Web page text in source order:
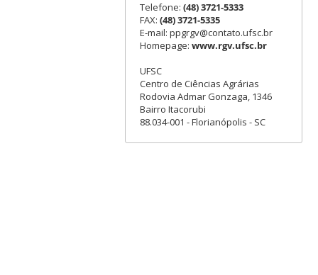
Telefone: (48) 3721-5333
FAX: (48) 3721-5335
E-mail: ppgrgv@contato.ufsc.br
Homepage: www.rgv.ufsc.br
UFSC
Centro de Ciências Agrárias
Rodovia Admar Gonzaga, 1346
Bairro Itacorubi
88.034-001 - Florianópolis - SC